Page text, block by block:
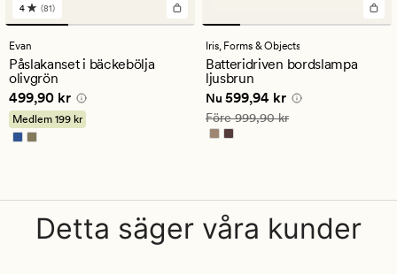
81
omdömen
med
ett
genomsnittligt
betyg
på
4
4 (81)
Evan
Påslakanset i bäckebölja
olivgrön
Pris 499,90 kr
499,90 kr
Medlem 199 kr
Iris, Forms & Objects
Batteridriven bordslampa
ljusbrun
Nuvarande pris
Nu 599,94 kr
Ordinarie pris 999,90 kr
Före999,90 kr
Detta säger våra kunder